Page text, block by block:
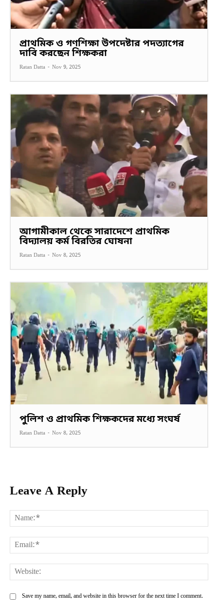
প্রাথমিক ও গণশিক্ষা উপদেষ্টার পদত্যাগের
দাবি করছেন শিক্ষকরা
Ratan Datta - Nov 9, 2025
আগামীকাল থেকে সারাদেশে প্রাথমিক
বিদ্যালয় কর্ম বিরতির ঘোষনা
Ratan Datta - Nov 8, 2025
পুলিশ ও প্রাথমিক শিক্ষকদের মধ্যে সংঘর্ষ
Ratan Datta - Nov 8, 2025
Leave A Reply
Save my name, email, and website in this browser for the next time I comment.